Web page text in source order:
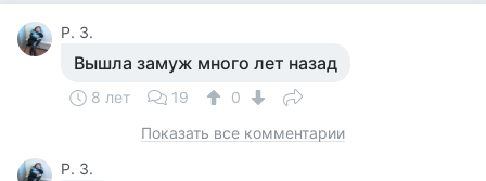
Р. З.
Вышла замуж много лет назад
8 лет 19
0
Показать все комментарии
Р. З.